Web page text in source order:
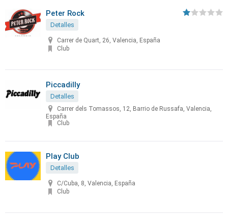
Peter Rock
Detalles
Carrer de Quart, 26, Valencia, España
Club
Piccadilly
Detalles
Carrer dels Tomassos, 12, Barrio de Russafa, Valencia,
España
Club
Play Club
Detalles
C/Cuba, 8, Valencia, España
Club